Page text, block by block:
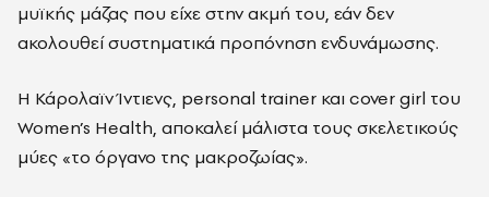
μυϊκής μάζας που είχε στην ακμή του, εάν δεν
ακολουθεί συστηματικά προπόνηση ενδυνάμωσης.
Η Κάρολαϊν Ίντιενς, personal trainer και cover girl του
Women’s Health, αποκαλεί μάλιστα τους σκελετικούς
μύες «το όργανο της μακροζωίας».